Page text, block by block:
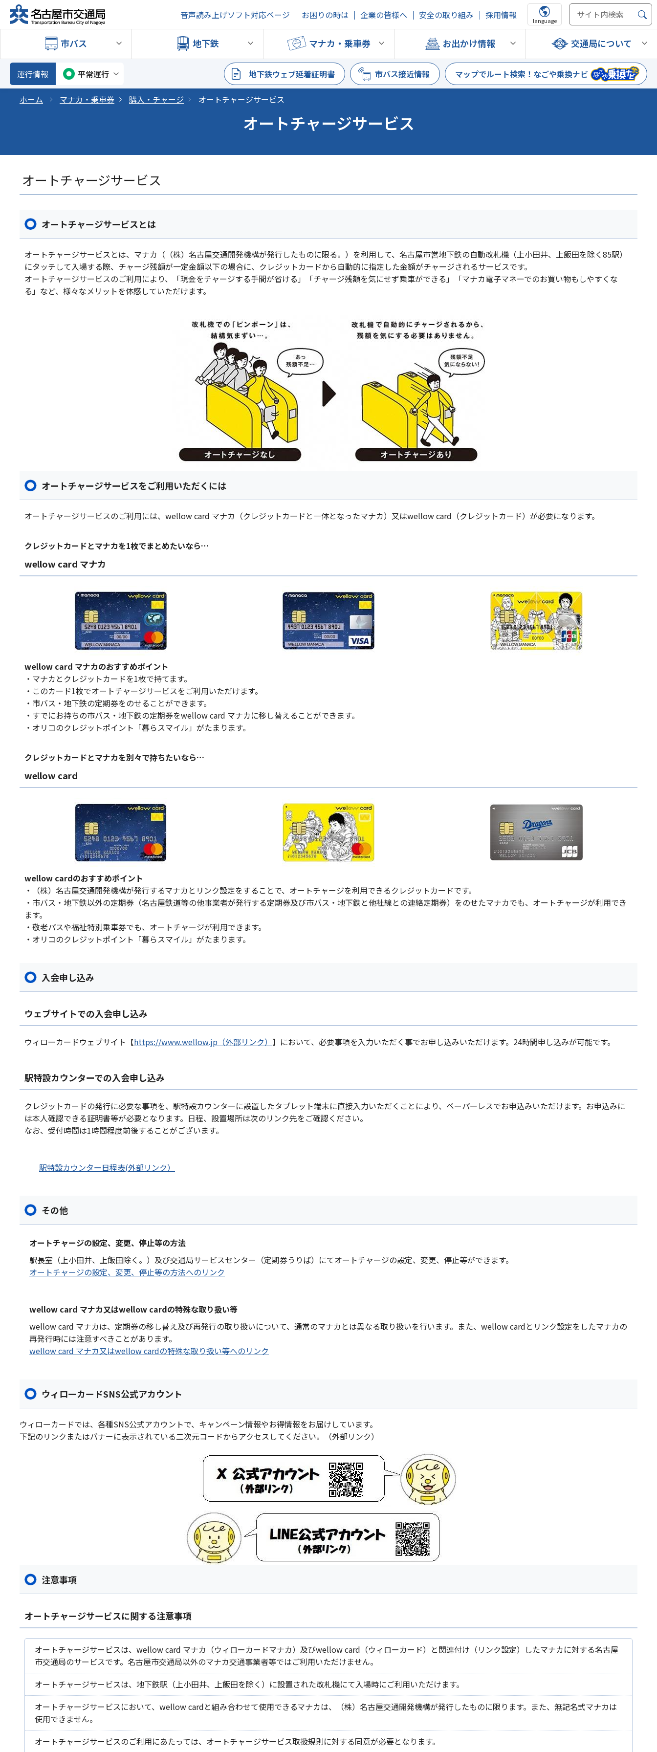
音声読み上げソフト対応ページ お困りの時は 企業の皆様へ 安全の取り組み 採用情報
language
市バス 地下鉄 マナカ・乗車券 お出かけ情報 交通局について
運行情報 平常運行 地下鉄ウェブ延着証明書 市バス接近情報 マップでルート検索！ なごや乗換ナビ
ホーム マナカ・乗車券 購入・チャージ オートチャージサービス
オートチャージサービス
オートチャージサービス
オートチャージサービスとは
オートチャージサービスとは、マナカ（（株）名古屋交通開発機構が発行したものに限る。）を利用して、名古屋市営地下鉄の自動改札機（上小田井、上飯田を除く85駅）
にタッチして入場する際、チャージ残額が一定金額以下の場合に、クレジットカードから自動的に指定した金額がチャージされるサービスです。
オートチャージサービスのご利用により、「現金をチャージする手間が省ける」「チャージ残額を気にせず乗車ができる」「マナカ電子マネーでのお買い物もしやすくな
る」など、様々なメリットを体感していただけます。
オートチャージサービスをご利用いただくには
オートチャージサービスのご利用には、wellow card マナカ（クレジットカードと一体となったマナカ）又はwellow card（クレジットカード）が必要になります。
クレジットカードとマナカを1枚でまとめたいなら…
wellow card マナカ
wellow card マナカのおすすめポイント
・マナカとクレジットカードを1枚で持てます。
・このカード1枚でオートチャージサービスをご利用いただけます。
・市バス・地下鉄の定期券をのせることができます。
・すでにお持ちの市バス・地下鉄の定期券をwellow card マナカに移し替えることができます。
・オリコのクレジットポイント「暮らスマイル」がたまります。
クレジットカードとマナカを別々で持ちたいなら…
wellow card
wellow cardのおすすめポイント
・（株）名古屋交通開発機構が発行するマナカとリンク設定をすることで、オートチャージを利用できるクレジットカードです。
・市バス・地下鉄以外の定期券（名古屋鉄道等の他事業者が発行する定期券及び市バス・地下鉄と他社線との連絡定期券）をのせたマナカでも、オートチャージが利用でき
ます。
・敬老パスや福祉特別乗車券でも、オートチャージが利用できます。
・オリコのクレジットポイント「暮らスマイル」がたまります。
入会申し込み
ウェブサイトでの入会申し込み
ウィローカードウェブサイト【https://www.wellow.jp（外部リンク） 】において、必要事項を入力いただく事でお申し込みいただけます。24時間申し込みが可能です。
駅特設カウンターでの入会申し込み
クレジットカードの発行に必要な事項を、駅特設カウンターに設置したタブレット端末に直接入力いただくことにより、ペーパーレスでお申込みいただけます。お申込みに
は本人確認できる証明書等が必要となります。日程、設置場所は次のリンク先をご確認ください。
なお、受付時間は1時間程度前後することがございます。
駅特設カウンター日程表(外部リンク）
その他
オートチャージの設定、変更、停止等の方法
駅長室（上小田井、上飯田除く。）及び交通局サービスセンター（定期券うりば）にてオートチャージの設定、変更、停止等ができます。
オートチャージの設定、変更、停止等の方法へのリンク
wellow card マナカ又はwellow cardの特殊な取り扱い等
wellow card マナカは、定期券の移し替え及び再発行の取り扱いについて、通常のマナカとは異なる取り扱いを行います。また、wellow cardとリンク設定をしたマナカの
再発行時には注意すべきことがあります。
wellow card マナカ又はwellow cardの特殊な取り扱い等へのリンク
ウィローカードSNS公式アカウント
ウィローカードでは、各種SNS公式アカウントで、キャンペーン情報やお得情報をお届けしています。
下記のリンクまたはバナーに表示されている二次元コードからアクセスしてください。（外部リンク）
注意事項
オートチャージサービスに関する注意事項
オートチャージサービスは、wellow card マナカ（ウィローカードマナカ）及びwellow card（ウィローカード）と関連付け（リンク設定）したマナカに対する名古屋
市交通局のサービスです。名古屋市交通局以外のマナカ交通事業者等ではご利用いただけません。
オートチャージサービスは、地下鉄駅（上小田井、上飯田を除く）に設置された改札機にて入場時にご利用いただけます。
オートチャージサービスにおいて、wellow cardと組み合わせて使用できるマナカは、（株）名古屋交通開発機構が発行したものに限ります。また、無記名式マナカは
使用できません。
オートチャージサービスのご利用にあたっては、オートチャージサービス取扱規則に対する同意が必要となります。